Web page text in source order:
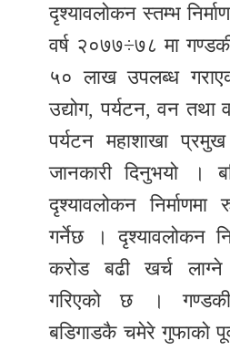
दृश्यावलोकन स्तम्भ
वर्ष २०७७÷७८ मा
५० लाख उपलब्ध
उद्योग, पर्यटन, वन तथा
पर्यटन महाशाखा प्रमुख
जानकारी दिनुभयो ।
दृश्यावलोकन
गर्नेछ । दृश्यावलोकन
करोड बढी खर्च
गरिएको छ ।
बडिगाडकै चमेरे गुफाको